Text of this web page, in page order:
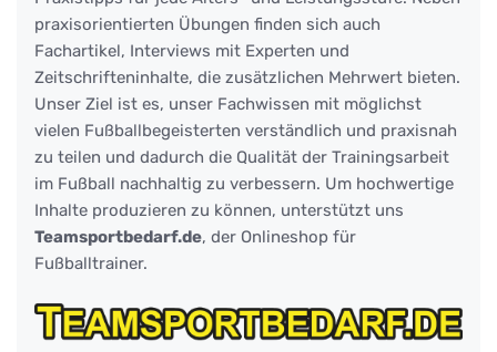
praxisorientierten Übungen finden sich auch
Fachartikel, Interviews mit Experten und
Zeitschrifteninhalte, die zusätzlichen Mehrwert bieten.
Unser Ziel ist es, unser Fachwissen mit möglichst
vielen Fußballbegeisterten verständlich und praxisnah
zu teilen und dadurch die Qualität der Trainingsarbeit
im Fußball nachhaltig zu verbessern. Um hochwertige
Inhalte produzieren zu können, unterstützt uns
Teamsportbedarf.de, der Onlineshop für
Fußballtrainer.